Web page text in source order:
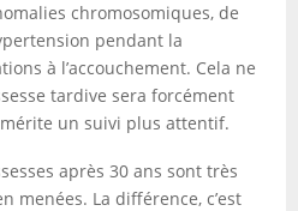
chromosomiques, de
pendant la
à l’accouchement. Cela ne
tardive sera forcément
un suivi plus attentif.
après 30 ans sont très
menées. La différence, c’est